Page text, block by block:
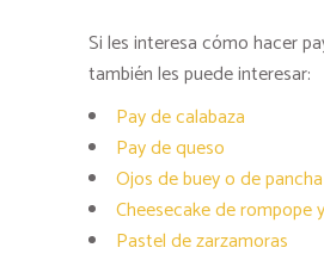
Si les interesa cómo hacer
también les puede interesar:
Pay de calabaza
Pay de queso
Ojos de buey o de pancha
Cheesecake de rompope
Pastel de zarzamoras